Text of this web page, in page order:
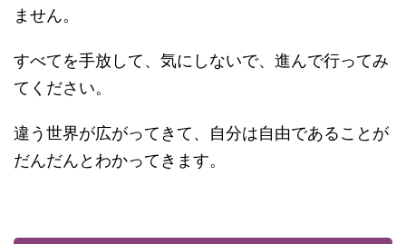
ません。
すべてを手放して、気にしないで、進んで行ってみ
てください。
違う世界が広がってきて、自分は自由であることが
だんだんとわかってきます。